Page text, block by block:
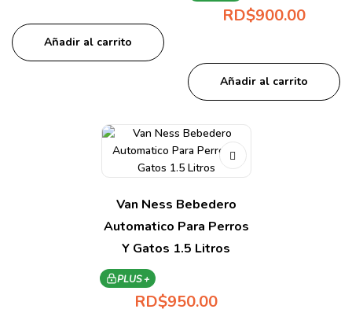
Añadir al carrito
RD$900.00
Añadir al carrito
Van Ness Bebedero
Automatico Para Perros
Y Gatos 1.5 Litros
PLUS +
RD$950.00